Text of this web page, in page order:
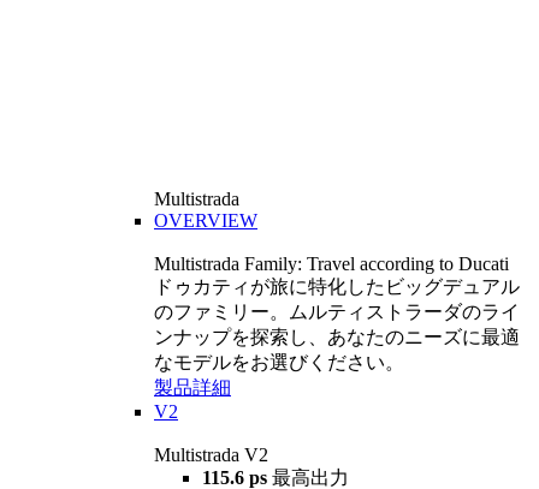
Multistrada
OVERVIEW
Multistrada Family: Travel according to Ducati
ドゥカティが旅に特化したビッグデュアル
のファミリー。ムルティストラーダのライ
ンナップを探索し、あなたのニーズに最適
なモデルをお選びください。
製品詳細
V2
Multistrada V2
115.6 ps 最高出力